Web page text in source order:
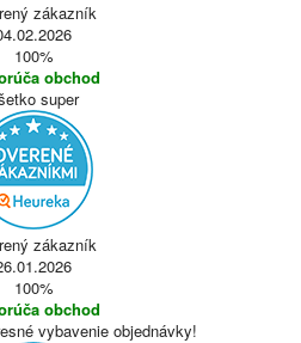
zákazník
100%
obchod
super
zákazník
100%
obchod
vybavenie objednávky!